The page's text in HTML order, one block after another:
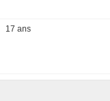
17 ans